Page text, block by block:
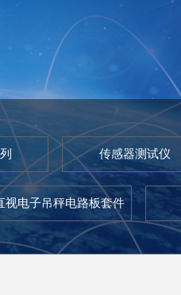
传感器测试仪
视电子吊秤电路板套件
提